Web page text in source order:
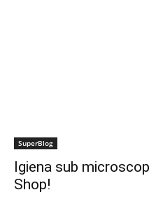
SuperBlog
Igiena sub
Shop!